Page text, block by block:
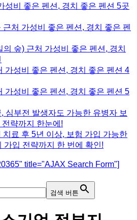
성비 좋은 펜션, 경치 좋은 펜션 5곳
처 가성비 좋은 펜션, 경치 좋은 펜
숲) 근처 가성비 좋은 펜션, 경치
가성비 좋은 펜션, 경치 좋은 펜션 4
가성비 좋은 펜션, 경치 좋은 펜션 5
심부전 발생자도 가능한 유병자 보
전략까지 한눈에!
치료 후 5년 이상, 보험 가입 가능한
가입 전략까지 한 번에 확인!
title="AJAX Search Form"]
검색 버튼